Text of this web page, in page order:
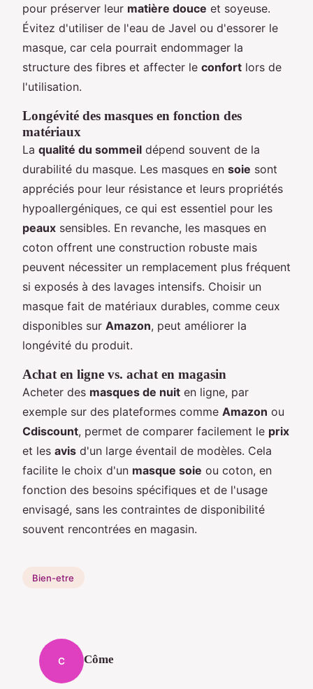
pour préserver leur matière douce et soyeuse.
Évitez d'utiliser de l'eau de Javel ou d'essorer le
masque, car cela pourrait endommager la
structure des fibres et affecter le confort lors de
l'utilisation.
Longévité des masques en fonction des
matériaux
La qualité du sommeil dépend souvent de la
durabilité du masque. Les masques en soie sont
appréciés pour leur résistance et leurs propriétés
hypoallergéniques, ce qui est essentiel pour les
peaux sensibles. En revanche, les masques en
coton offrent une construction robuste mais
peuvent nécessiter un remplacement plus fréquent
si exposés à des lavages intensifs. Choisir un
masque fait de matériaux durables, comme ceux
disponibles sur Amazon, peut améliorer la
longévité du produit.
Achat en ligne vs. achat en magasin
Acheter des masques de nuit en ligne, par
exemple sur des plateformes comme Amazon ou
Cdiscount, permet de comparer facilement le prix
et les avis d'un large éventail de modèles. Cela
facilite le choix d'un masque soie ou coton, en
fonction des besoins spécifiques et de l'usage
envisagé, sans les contraintes de disponibilité
souvent rencontrées en magasin.
Bien-etre
C Côme